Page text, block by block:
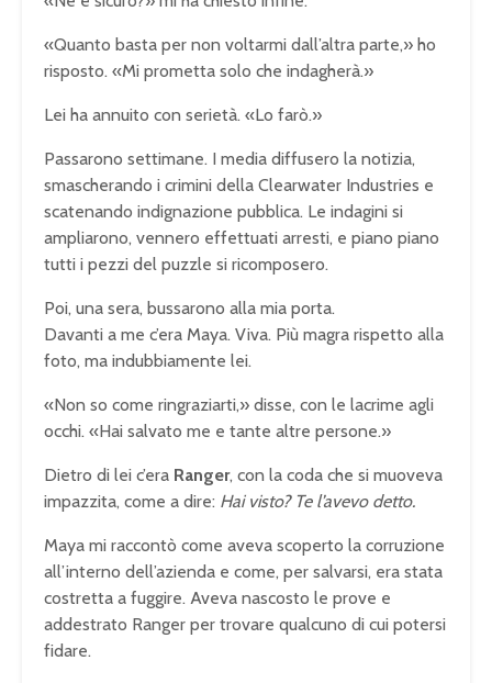
«Quanto basta per non voltarmi dall’altra parte,» ho
risposto. «Mi prometta solo che indagherà.»
Lei ha annuito con serietà. «Lo farò.»
Passarono settimane. I media diffusero la notizia,
smascherando i crimini della Clearwater Industries e
scatenando indignazione pubblica. Le indagini si
ampliarono, vennero effettuati arresti, e piano piano
tutti i pezzi del puzzle si ricomposero.
Poi, una sera, bussarono alla mia porta.
Davanti a me c’era Maya. Viva. Più magra rispetto alla
foto, ma indubbiamente lei.
«Non so come ringraziarti,» disse, con le lacrime agli
occhi. «Hai salvato me e tante altre persone.»
Dietro di lei c’era Ranger, con la coda che si muoveva
impazzita, come a dire: Hai visto? Te l’avevo detto.
Maya mi raccontò come aveva scoperto la corruzione
all’interno dell’azienda e come, per salvarsi, era stata
costretta a fuggire. Aveva nascosto le prove e
addestrato Ranger per trovare qualcuno di cui potersi
fidare.